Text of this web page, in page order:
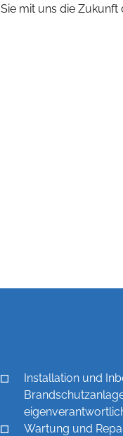
Sie mit uns die Zukunft
Installation und
Wartung und